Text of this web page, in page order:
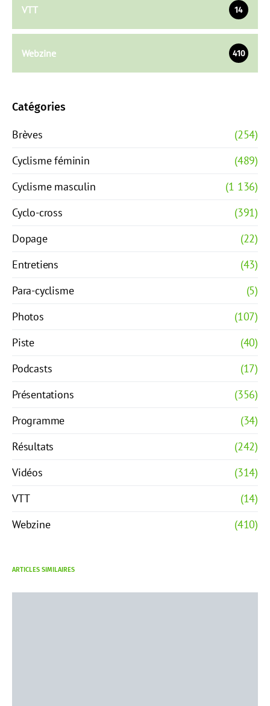
VTT 14
Webzine 410
Catégories
Brèves
(254)
Cyclisme féminin
(489)
Cyclisme masculin
(1 136)
Cyclo-cross
(391)
Dopage
(22)
Entretiens
(43)
Para-cyclisme
(5)
Photos
(107)
Piste
(40)
Podcasts
(17)
Présentations
(356)
Programme
(34)
Résultats
(242)
Vidéos
(314)
VTT
(14)
Webzine
(410)
ARTICLES SIMILAIRES